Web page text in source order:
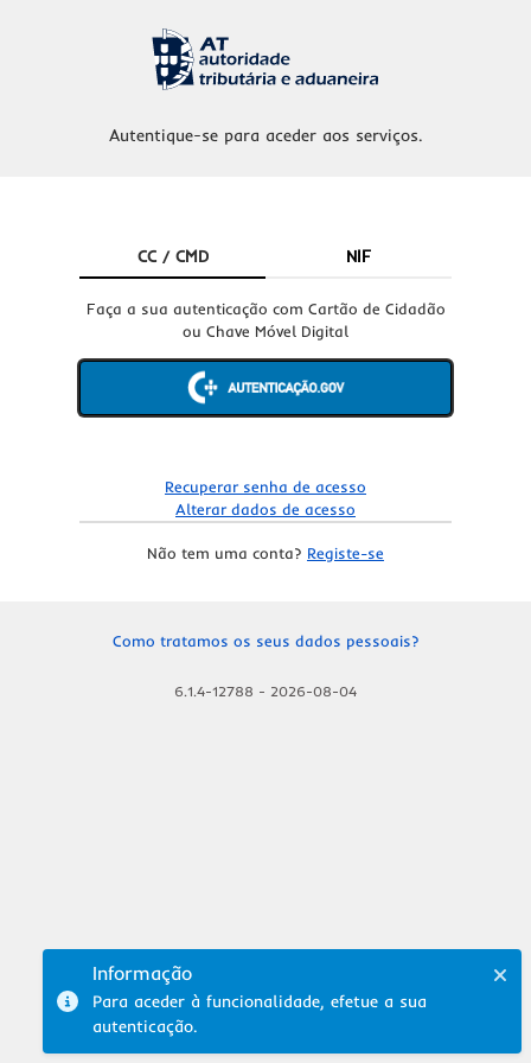
Autentique-se para aceder aos serviços.
CC / CMD NIF
Faça a sua autenticação com Cartão de Cidadão
ou Chave Móvel Digital
Recuperar senha de acesso
Alterar dados de acesso
Não tem uma conta? Registe-se
Como tratamos os seus dados pessoais?
6.1.4-12788 - 2026-08-04
Informação
Para aceder à funcionalidade, efetue a sua
autenticação.